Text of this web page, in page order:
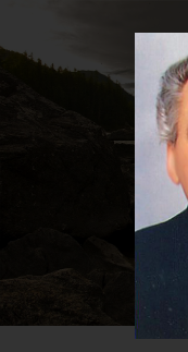
contenu